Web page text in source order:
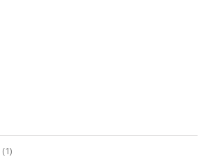
(1)